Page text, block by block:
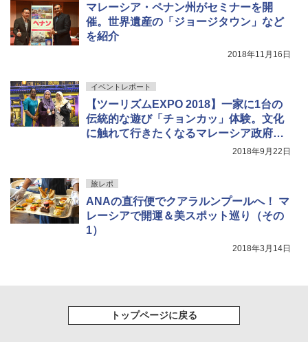
解く (講談社現代新書)
￥1,540
ュ(BC仕様) PATC-150B(EB)
￥9,990
広げるだけ パッとサッとテント キューブワ
イドプラス ブラックコーティング フルクロ
ーズ メッシュ 5人用 簡単設置 ポップアップ
テント PATCW-200B エクルベージュ
￥680
通気窓付き】収納袋付き UVカット 防水 防災
コンパクト iimono117 (ブルー)
￥3,180
マレーシア・ペナン州がセミナーを開
催。世界遺産の「ジョージタウン」など
を紹介
2018年11月16日
イベントレポート
【ツーリズムEXPO 2018】一家に1台の
伝統的な遊び「チョンカッ」体験。文化
に触れて行きたくなるマレーシア政府観
2018年9月22日
旅レポ
ANAの直行便でクアラルンプールへ！ マ
レーシアで開運＆美スポット巡り（その
1）
2018年3月14日
トップページに戻る